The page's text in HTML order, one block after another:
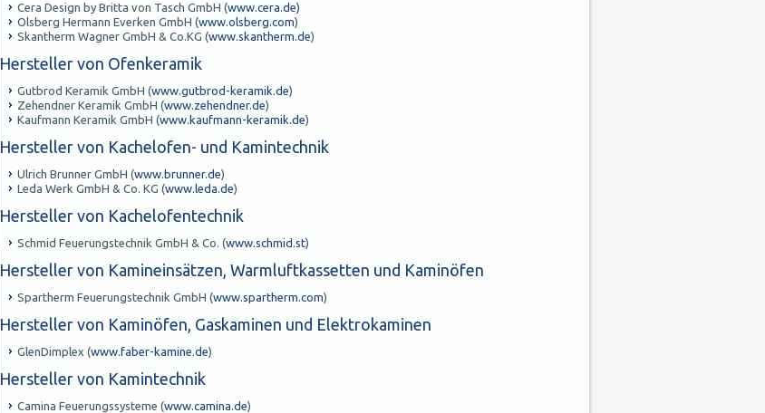
Cera Design by Britta von Tasch GmbH (www.cera.de)
Olsberg Hermann Everken GmbH (www.olsberg.com)
Skantherm Wagner GmbH & Co.KG (www.skantherm.de)
Hersteller von Ofenkeramik
Gutbrod Keramik GmbH (www.gutbrod-keramik.de)
Zehendner Keramik GmbH (www.zehendner.de)
Kaufmann Keramik GmbH (www.kaufmann-keramik.de)
Hersteller von Kachelofen- und Kamintechnik
Ulrich Brunner GmbH (www.brunner.de)
Leda Werk GmbH & Co. KG (www.leda.de)
Hersteller von Kachelofentechnik
Schmid Feuerungstechnik GmbH & Co. (www.schmid.st)
Hersteller von Kamineinsätzen, Warmluftkassetten und Kaminöfen
Spartherm Feuerungstechnik GmbH (www.spartherm.com)
Hersteller von Kaminöfen, Gaskaminen und Elektrokaminen
GlenDimplex (www.faber-kamine.de)
Hersteller von Kamintechnik
Camina Feuerungssysteme (www.camina.de)